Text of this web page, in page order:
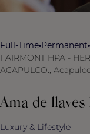
Full-Time Permanent
FAIRMONT HPA -
ACAPULCO.,
Ama de
Luxury & Lifestyle